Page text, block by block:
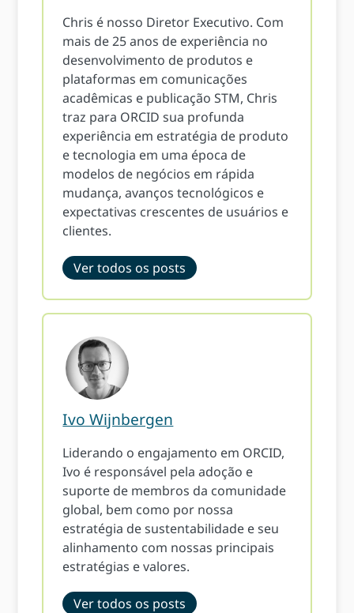
Chris é nosso Diretor Executivo. Com
mais de 25 anos de experiência no
desenvolvimento de produtos e
plataformas em comunicações
acadêmicas e publicação STM, Chris
traz para ORCID sua profunda
experiência em estratégia de produto
e tecnologia em uma época de
modelos de negócios em rápida
mudança, avanços tecnológicos e
expectativas crescentes de usuários e
clientes.
Ver todos os posts
Ivo Wijnbergen
Liderando o engajamento em ORCID,
Ivo é responsável pela adoção e
suporte de membros da comunidade
global, bem como por nossa
estratégia de sustentabilidade e seu
alinhamento com nossas principais
estratégias e valores.
Ver todos os posts